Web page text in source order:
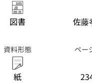
図書 佐藤
資料形態
紙
ペー